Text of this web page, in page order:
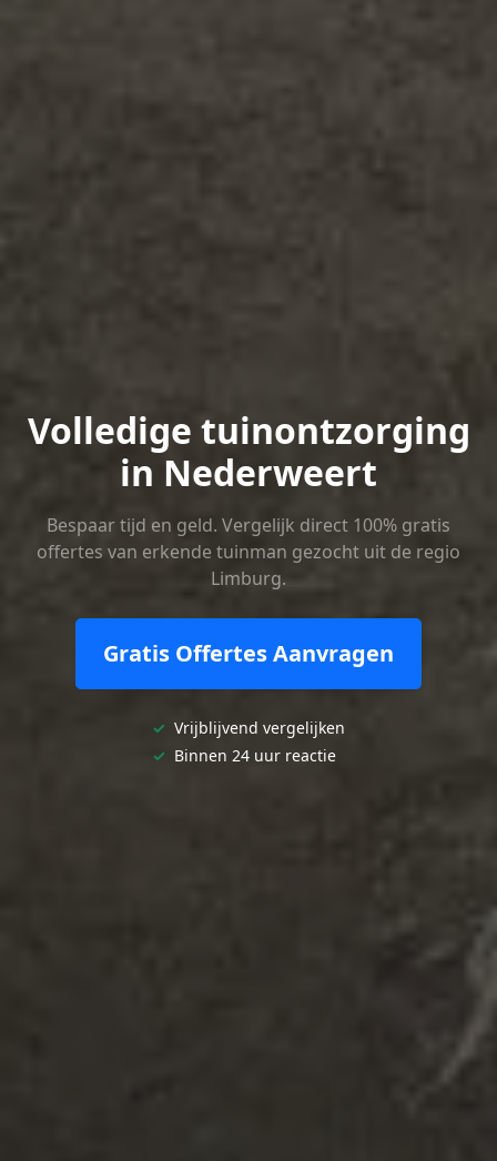
Volledige tuinontzorging
in Nederweert
Bespaar tijd en geld. Vergelijk direct 100% gratis
offertes van erkende tuinman gezocht uit de regio
Limburg.
Gratis Offertes Aanvragen
✓ Vrijblijvend vergelijken
✓ Binnen 24 uur reactie